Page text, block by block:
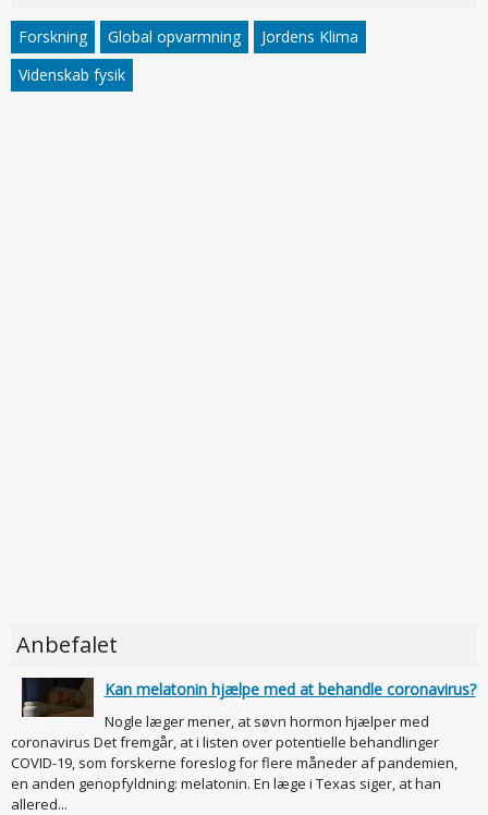
Forskning Global opvarmning
Jordens Klima
Videnskab fysik
Anbefalet
Kan melatonin hjælpe med at behandle coronavirus?
Nogle læger mener, at søvn hormon hjælper med
coronavirus Det fremgår, at i listen over potentielle behandlinger
COVID-19, som forskerne foreslog for flere måneder af pandemien,
en anden genopfyldning: melatonin. En læge i Texas siger, at han
allered...